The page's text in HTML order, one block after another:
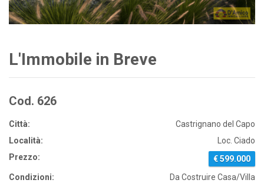
L'Immobile in Breve
Cod. 626
Città:
Castrignano del Capo
Località:
Loc. Ciado
Prezzo:
€ 599.000
Condizioni:
Da Costruire Casa/Villa